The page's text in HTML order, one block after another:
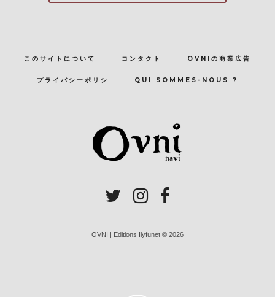
このサイトについて コンタクト OVNIの商業広告
プライバシーポリシ QUI SOMMES-NOUS ?
OVNI | Editions Ilyfunet © 2026